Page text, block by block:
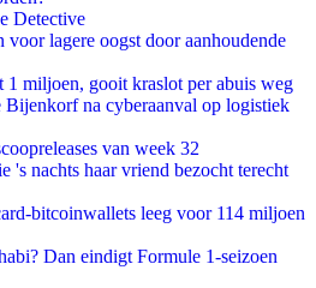
Detective
voor lagere oogst door aanhoudende
miljoen, gooit kraslot per abuis weg
na cyberaanval op logistiek
van week 32
's nachts haar vriend bezocht terecht
bitcoinwallets leeg voor 114 miljoen
Dan eindigt Formule 1-seizoen